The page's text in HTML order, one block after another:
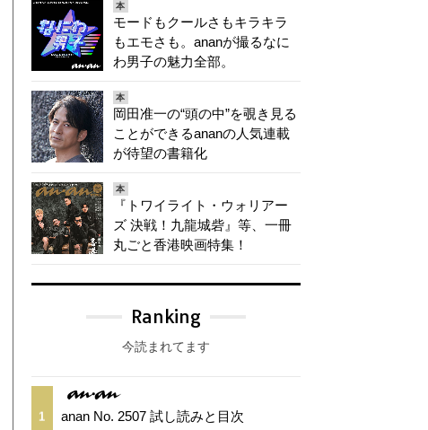
本
モードもクールさもキラキラ
もエモさも。ananが撮るなに
わ男子の魅力全部。
本
岡田准一の“頭の中”を覗き見る
ことができるananの人気連載
が待望の書籍化
本
『トワイライト・ウォリアー
ズ 決戦！九龍城砦』等、一冊
丸ごと香港映画特集！
Ranking
今読まれてます
1 anan No. 2507 試し読みと目次